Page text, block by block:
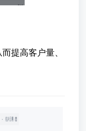
提高客户量、